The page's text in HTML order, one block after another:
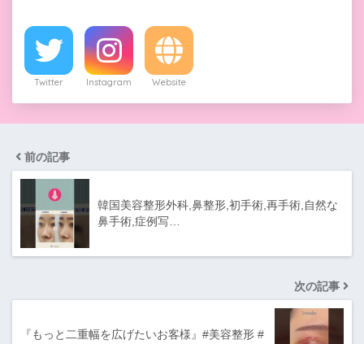
Twitter Instagram Website
前の記事
韓国美容整形外科,鼻整形,初手術,再手術,自然な
鼻手術,症例写…
次の記事
『もっと二重幅を広げたいお客様』#美容整形 #